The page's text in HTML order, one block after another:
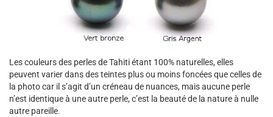
Les couleurs des perles de Tahiti étant 100% naturelles, elles
peuvent varier dans des teintes plus ou moins foncées que celles de
la photo car il s’agit d’un créneau de nuances, mais aucune perle
n’est identique à une autre perle, c’est la beauté de la nature à nulle
autre pareille.